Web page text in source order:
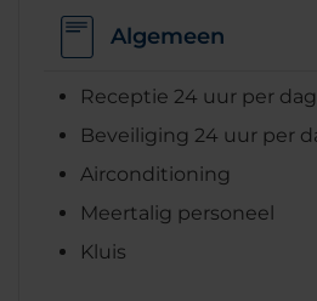
Algemeen
Receptie 24 uur per
Beveiliging 24 uur per
Airconditioning
Meertalig personeel
Kluis